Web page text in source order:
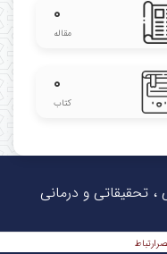
۰
مقاله
۰
کتاب
تحقیقاتی و درمانی